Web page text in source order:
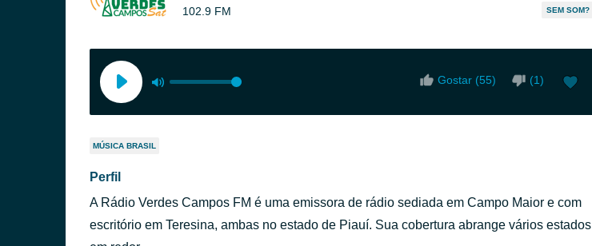
102.9 FM SEM SOM?
Gostar (55) (1)
MÚSICA BRASIL
Perfil
A Rádio Verdes Campos FM é uma emissora de rádio sediada em Campo Maior e com
escritório em Teresina, ambas no estado de Piauí. Sua cobertura abrange vários estados